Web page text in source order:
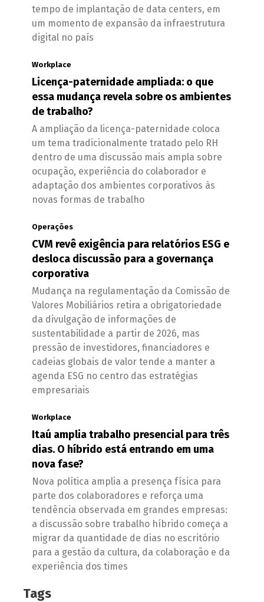
tempo de implantação de data centers, em
um momento de expansão da infraestrutura
digital no país
Workplace
Licença-paternidade ampliada: o que
essa mudança revela sobre os ambientes
de trabalho?
A ampliação da licença-paternidade coloca
um tema tradicionalmente tratado pelo RH
dentro de uma discussão mais ampla sobre
ocupação, experiência do colaborador e
adaptação dos ambientes corporativos às
novas formas de trabalho
Operações
CVM revê exigência para relatórios ESG e
desloca discussão para a governança
corporativa
Mudança na regulamentação da Comissão de
Valores Mobiliários retira a obrigatoriedade
da divulgação de informações de
sustentabilidade a partir de 2026, mas
pressão de investidores, financiadores e
cadeias globais de valor tende a manter a
agenda ESG no centro das estratégias
empresariais
Workplace
Itaú amplia trabalho presencial para três
dias. O híbrido está entrando em uma
nova fase?
Nova política amplia a presença física para
parte dos colaboradores e reforça uma
tendência observada em grandes empresas:
a discussão sobre trabalho híbrido começa a
migrar da quantidade de dias no escritório
para a gestão da cultura, da colaboração e da
experiência dos times
Tags